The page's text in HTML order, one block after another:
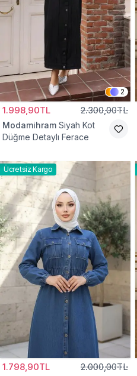
2
1.998,90TL 2.300,00TL
Modamihram Siyah Kot
Düğme Detaylı Ferace
Ücretsiz Kargo
1.798,90TL 2.000,00TL